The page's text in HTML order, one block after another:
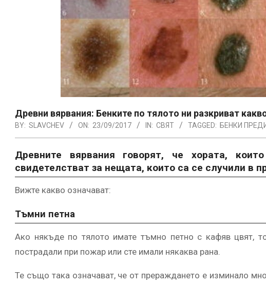
Древни вярвания: Бенките по тялото ни разкриват
BY: SLAVCHEV ON: 23/09/2017 IN: СВЯТ TAGGED: БЕНКИ
Древните вярвания говорят, че хората,
свидетелстват за нещата, които са се случили в
Вижте какво означават:
Тъмни петна
Ако някъде по тялото имате тъмно петно ​​с кафяв цвят,
пострадали при пожар или сте имали някаква рана.
Те също така означават, че от прераждането е изминало